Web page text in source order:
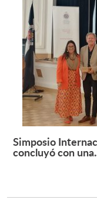
Vinculación con el
Admisión
Pregrado
Postgrado
Formación Continua
Simposio
concluyó con